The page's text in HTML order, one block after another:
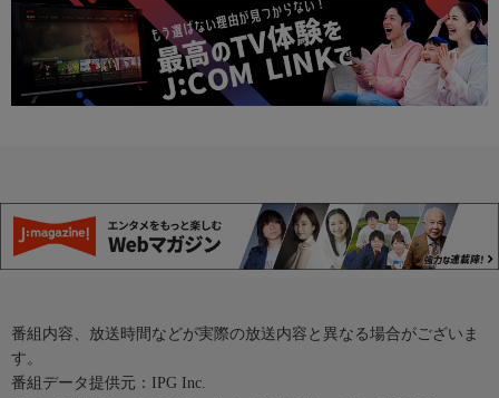
番組内容、放送時間などが実際の放送内容と異なる場合がございま
す。
番組データ提供元：IPG Inc.